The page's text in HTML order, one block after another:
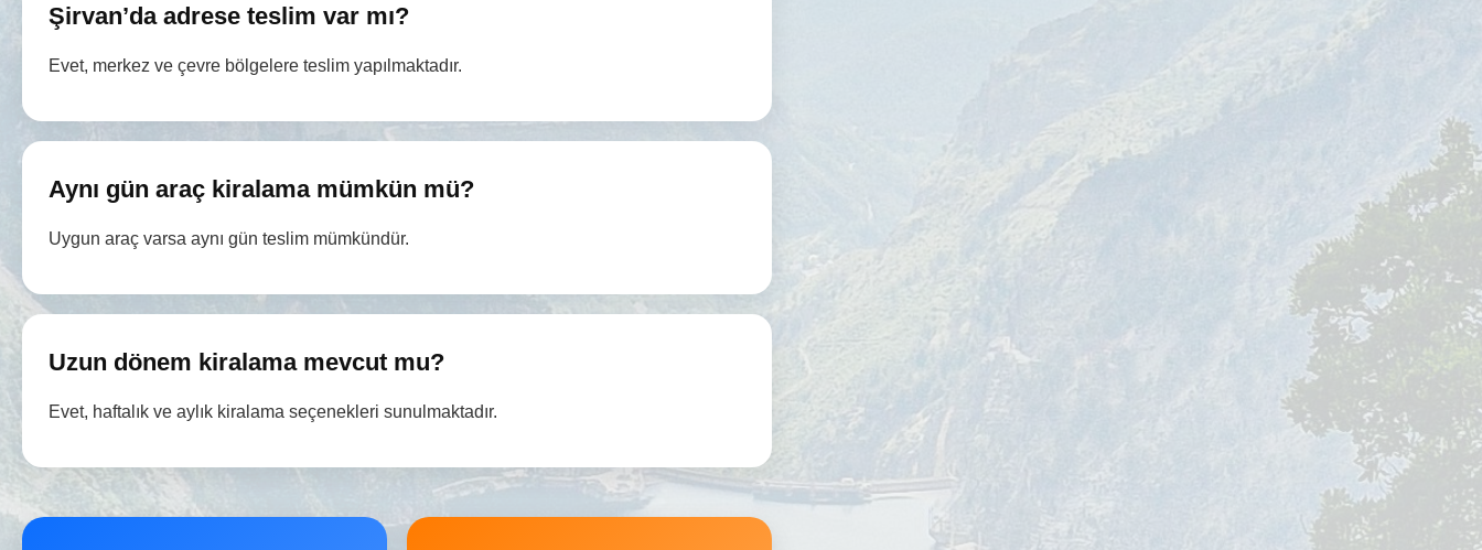
Şirvan’da adrese teslim var mı?
Evet, merkez ve çevre bölgelere teslim yapılmaktadır.
Aynı gün araç kiralama mümkün mü?
Uygun araç varsa aynı gün teslim mümkündür.
Uzun dönem kiralama mevcut mu?
Evet, haftalık ve aylık kiralama seçenekleri sunulmaktadır.